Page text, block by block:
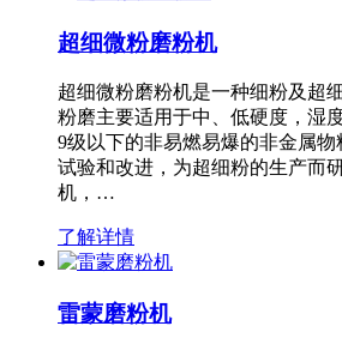
超细微粉磨粉机
超细微粉磨粉机是一种细粉及超
粉磨主要适用于中、低硬度，湿
9级以下的非易燃易爆的非金属
试验和改进，为超细粉的生产而
机，…
了解详情
雷蒙磨粉机